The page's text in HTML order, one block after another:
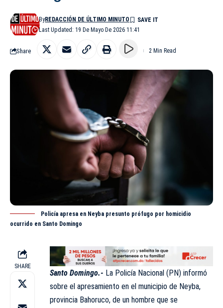
Last Updated: 19 De Mayo De 2026 11:41
ByREDACCIÓN DE ÚLTIMO MINUTO
Share 2 Min Read
Policía apresa en Neyba presunto prófugo por homicidio
ocurrido en Santo Domingo
SHARE
Santo Domingo.- La Policía Nacional ( PN) informó
sobre el apresamiento en el municipio de Neyba,
provincia Bahoruco, de un hombre que se